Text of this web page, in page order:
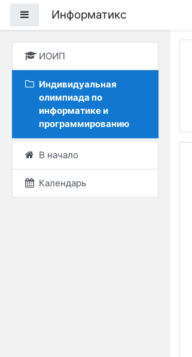
Боковая панель
Информатикс
ИОИП
Индивидуальная
олимпиада по
информатике и
программированию
В начало
Календарь